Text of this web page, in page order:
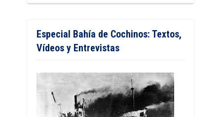
Especial Bahía de Cochinos: Textos,
Vídeos y Entrevistas